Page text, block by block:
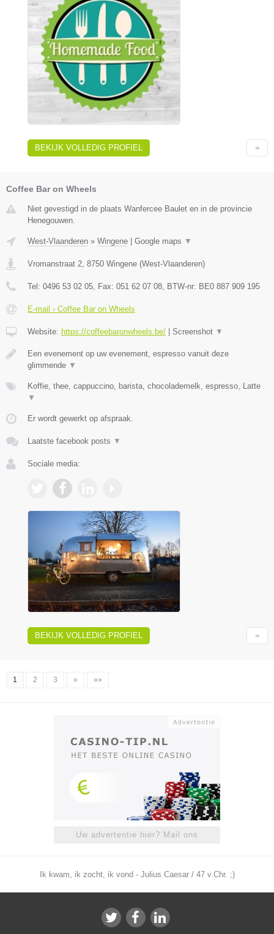
BEKIJK VOLLEDIG PROFIEL
Coffee Bar on Wheels
Niet gevestigd in de plaats Wanfercee Baulet en in de provincie
Henegouwen.
West-Vlaanderen » Wingene Google maps ▼
Vromanstraat 2, 8750 Wingene (West-Vlaanderen)
Tel: 0496 53 02 05, Fax: 051 62 07 08, BTW-nr: BE0 887 909 195
E-mail › Coffee Bar on Wheels
Website: https://coffeebaronwheels.be/ Screenshot ▼
Een evenement op uw evenement, espresso vanuit deze
glimmende ▼
Koffie, thee, cappuccino, barista, chocolademelk, espresso, Latte
▼
Er wordt gewerkt op afspraak.
Laatste facebook posts ▼
Sociale media:
BEKIJK VOLLEDIG PROFIEL
1 2 3 » »»
Uw advertentie hier? Mail ons
Ik kwam, ik zocht, ik vond - Julius Caesar / 47 v.Chr. ;)